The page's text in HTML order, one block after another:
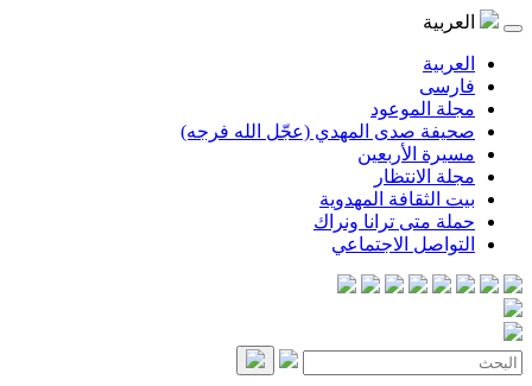
المهدي (عجّل الله فرجه)
المهدوية
ترانا ونراك
الاجتماعي